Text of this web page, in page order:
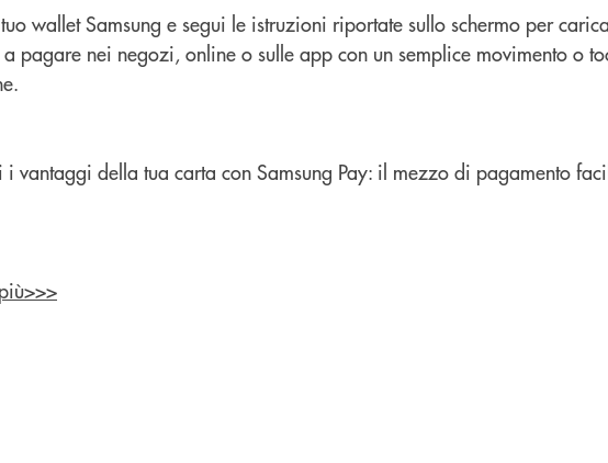
wallet Samsung e segui le istruzioni riportate sullo schermo per
pagare nei negozi, online o sulle app con un semplice movimento o
i vantaggi della tua carta con Samsung Pay: il mezzo di pagamento